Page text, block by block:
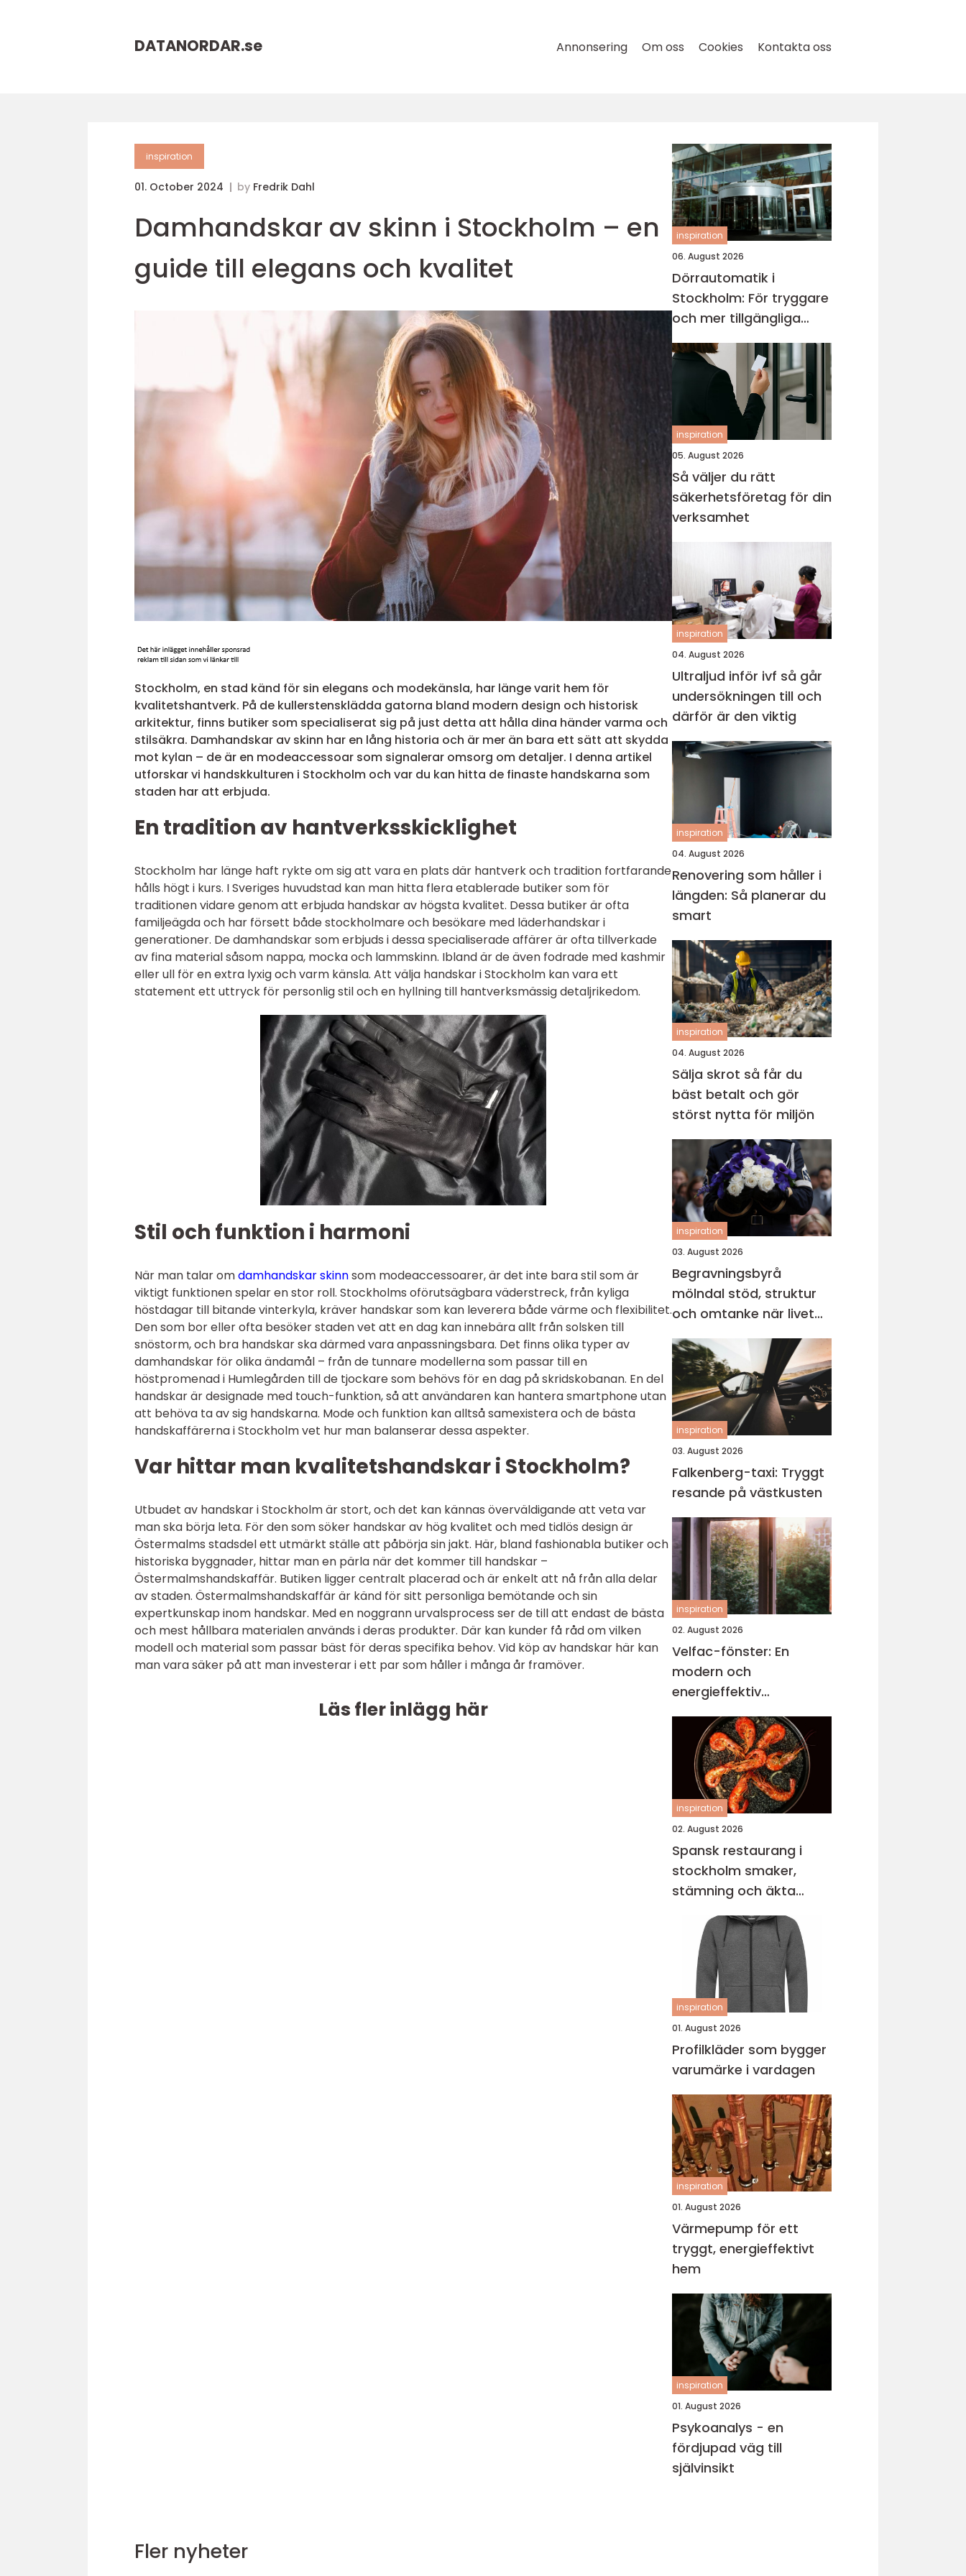
DATANORDAR.se Annonsering Om oss Cookies Kontakta oss
inspiration
01. October 2024 by Fredrik Dahl
Damhandskar av skinn i Stockholm – en
guide till elegans och kvalitet
Stockholm, en stad känd för sin elegans och modekänsla, har länge varit hem för
kvalitetshantverk. På de kullerstensklädda gatorna bland modern design och historisk
arkitektur, finns butiker som specialiserat sig på just detta att hålla dina händer varma och
stilsäkra. Damhandskar av skinn har en lång historia och är mer än bara ett sätt att skydda
mot kylan – de är en modeaccessoar som signalerar omsorg om detaljer. I denna artikel
utforskar vi handskkulturen i Stockholm och var du kan hitta de finaste handskarna som
staden har att erbjuda.
En tradition av hantverksskicklighet
Stockholm har länge haft rykte om sig att vara en plats där hantverk och tradition fortfarande
hålls högt i kurs. I Sveriges huvudstad kan man hitta flera etablerade butiker som för
traditionen vidare genom att erbjuda handskar av högsta kvalitet. Dessa butiker är ofta
familjeägda och har försett både stockholmare och besökare med läderhandskar i
generationer. De damhandskar som erbjuds i dessa specialiserade affärer är ofta tillverkade
av fina material såsom nappa, mocka och lammskinn. Ibland är de även fodrade med kashmir
eller ull för en extra lyxig och varm känsla. Att välja handskar i Stockholm kan vara ett
statement ett uttryck för personlig stil och en hyllning till hantverksmässig detaljrikedom.
Stil och funktion i harmoni
När man talar omdamhandskar skinnsom modeaccessoarer, är det inte bara stil som är
viktigt funktionen spelar en stor roll. Stockholms oförutsägbara väderstreck, från kyliga
höstdagar till bitande vinterkyla, kräver handskar som kan leverera både värme och flexibilitet.
Den som bor eller ofta besöker staden vet att en dag kan innebära allt från solsken till
snöstorm, och bra handskar ska därmed vara anpassningsbara. Det finns olika typer av
damhandskar för olika ändamål – från de tunnare modellerna som passar till en
höstpromenad i Humlegården till de tjockare som behövs för en dag på skridskobanan. En del
handskar är designade med touch-funktion, så att användaren kan hantera smartphone utan
att behöva ta av sig handskarna. Mode och funktion kan alltså samexistera och de bästa
handskaffärerna i Stockholm vet hur man balanserar dessa aspekter.
Var hittar man kvalitetshandskar i Stockholm?
Utbudet av handskar i Stockholm är stort, och det kan kännas överväldigande att veta var
man ska börja leta. För den som söker handskar av hög kvalitet och med tidlös design är
Östermalms stadsdel ett utmärkt ställe att påbörja sin jakt. Här, bland fashionabla butiker och
historiska byggnader, hittar man en pärla när det kommer till handskar –
Östermalmshandskaffär. Butiken ligger centralt placerad och är enkelt att nå från alla delar
av staden. Östermalmshandskaffär är känd för sitt personliga bemötande och sin
expertkunskap inom handskar. Med en noggrann urvalsprocess ser de till att endast de bästa
och mest hållbara materialen används i deras produkter. Där kan kunder få råd om vilken
modell och material som passar bäst för deras specifika behov. Vid köp av handskar här kan
man vara säker på att man investerar i ett par som håller i många år framöver.
Läs fler inlägg här
inspiration
06. August 2026
Dörrautomatik i
Stockholm: För tryggare
och mer tillgängliga
entréer
inspiration
05. August 2026
Så väljer du rätt
säkerhetsföretag för din
verksamhet
inspiration
04. August 2026
Ultraljud inför ivf så går
undersökningen till och
därför är den viktig
inspiration
04. August 2026
Renovering som håller i
längden: Så planerar du
smart
inspiration
04. August 2026
Sälja skrot så får du
bäst betalt och gör
störst nytta för miljön
inspiration
03. August 2026
Begravningsbyrå
mölndal stöd, struktur
och omtanke när livet
vänder
inspiration
03. August 2026
Falkenberg-taxi: Tryggt
resande på västkusten
inspiration
02. August 2026
Velfac-fönster: En
modern och
energieffektiv
fönsterlösning
inspiration
02. August 2026
Spansk restaurang i
stockholm smaker,
stämning och äkta
gemenskap
inspiration
01. August 2026
Profilkläder som bygger
varumärke i vardagen
inspiration
01. August 2026
Värmepump för ett
tryggt, energieffektivt
hem
inspiration
01. August 2026
Psykoanalys - en
fördjupad väg till
självinsikt
Fler nyheter